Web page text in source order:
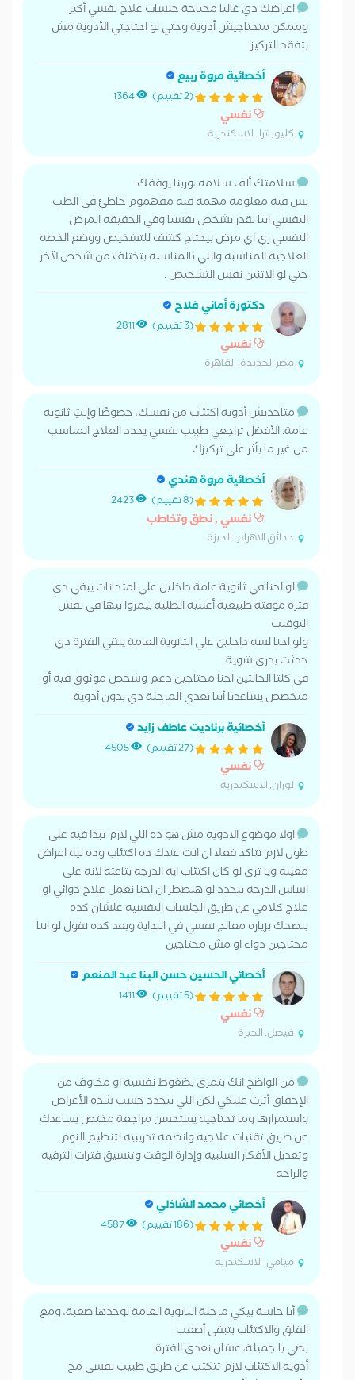
اعراضك دي غالبا محتاجة جلسات علاج نفسي أكتر
وممكن متحتاجيش أدوية وحتي لو احتاجتي الأدوية مش
بتفقد التركيز.
أخصائية مروة ربيع
(2 تقييم) 1364
نفسي
كليوباترا, الاسكندرية
سلامتك ألف سلامه ،وربنا يوفقك .
بس فيه معلومه مهمه فيه مفهموم خاطئ في الطب
النفسي اننا نقدر نشخص نفسنا وفي الحقيقه المرض
النفسي زي اي مرض بيحتاج كشف للتشخيص ووضع الخطه
العلاجيه المناسبه واللي بالمناسبه بتختلف من شخص لآخر
حتي لو الاتنين نفس التشخيص .
دكتورة أماني فلاح
(3 تقييم) 2811
نفسي
مصر الجديدة, القاهرة
متاخديش أدوية اكتئاب من نفسك، خصوصًا وإنتِ ثانوية
عامة. الأفضل تراجعي طبيب نفسي يحدد العلاج المناسب
من غير ما يأثر على تركيزك.
أخصائية مروة هندي
(8 تقييم) 2423
نفسي , نطق وتخاطب
حدائق الاهرام, الجيزة
لو احنا في ثانوية عامة داخلين علي امتحانات يبقي دي
فترة موقتة طبيعية أغلبية الطلبة بيمروا بيها في نفس
التوقيت
ولو احنا لسه داخلين علي الثانوية العامة يبقي الفترة دي
حدثت بدري شوية
في كلتا الحالتين احنا محتاجين دعم وشخص موثوق فيه أو
متخصص يساعدنا أننا نعدي المرحلة دي بدون أدوية
أخصائية برناديت عاطف زايد
(27 تقييم) 4505
نفسي
لوران, الاسكندرية
اولا موضوع الادويه مش هو ده اللي لازم تبدا فيه على
طول لازم تتاكد فعلا ان انت عندك ده اكتئاب وده ليه اعراض
معينه ويا ترى لو كان اكتئاب ايه الدرجه بتاعته لانه على
اساس الدرجه بنحدد لو هنضطر ان احنا نعمل علاج دوائي او
علاج كلامي عن طريق الجلسات النفسيه علشان كده
بنصحك بزياره معالج نفسي في البداية وبعد كده نقول لو اننا
محتاجين دواء او مش محتاجين
أخصائي الحسين حسن البنا عبد المنعم
(5 تقييم) 1411
نفسي
فيصل, الجيزة
من الواضح انك بتمرى بضغوط نفسيه او مخاوف من
الإخفاق أثرت عليكي لكن اللي بيحدد حسب شدة الأعراض
واستمرارها وما تحتاجيه يستحسن مراجعة مختص يساعدك
عن طريق تقنيات علاجيه وانظمه تدريبيه لتنظيم النوم
وتعديل الأفكار السلبيه وإدارة الوقت وتنسيق فترات الترفيه
والراحه
أخصائي محمد الشاذلي
(186 تقييم) 4587
نفسي
ميامي, الاسكندرية
أنا حاسة بيكي مرحلة الثانوية العامة لوحدها صعبة، ومع
القلق والاكتئاب بتبقى أصعب
بصي يا جميلة، عشان نعدي الفترة
أدوية الاكتئاب لازم تتكتب عن طريق طبيب نفسي مخ